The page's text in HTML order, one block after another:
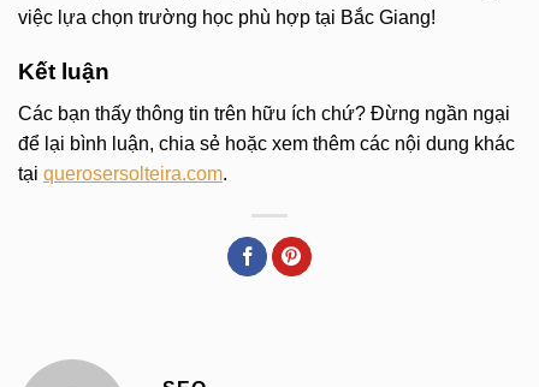
việc lựa chọn trường học phù hợp tại Bắc Giang!
Kết luận
Các bạn thấy thông tin trên hữu ích chứ? Đừng ngần ngại
để lại bình luận, chia sẻ hoặc xem thêm các nội dung khác
tại querosersolteira.com.